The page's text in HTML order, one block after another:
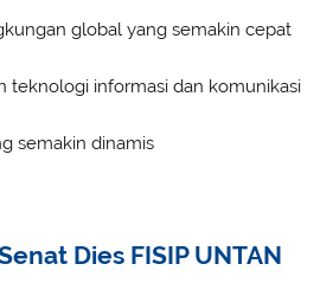
global yang semakin cepat
teknologi informasi dan komunikasi
semakin dinamis
Dies FISIP UNTAN